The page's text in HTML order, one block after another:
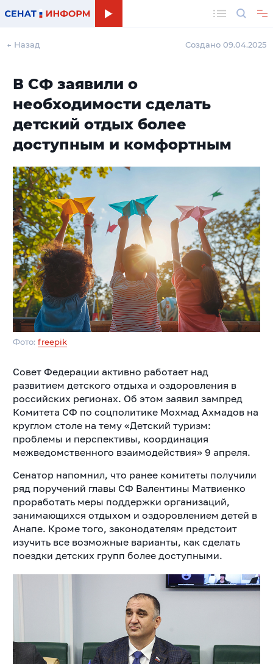
← Назад Создано 09.04.2025
В СФ заявили о
необходимости сделать
детский отдых более
доступным и комфортным
Фото: freepik
Совет Федерации активно работает над
развитием детского отдыха и оздоровления в
российских регионах. Об этом заявил зампред
Комитета СФ по соцполитике Мохмад Ахмадов на
круглом столе на тему «Детский туризм:
проблемы и перспективы, координация
межведомственного взаимодействия» 9 апреля.
Сенатор напомнил, что ранее комитеты получили
ряд поручений главы СФ Валентины Матвиенко
проработать меры поддержки организаций,
занимающихся отдыхом и оздоровлением детей в
Анапе. Кроме того, законодателям предстоит
изучить все возможные варианты, как сделать
поездки детских групп более доступными.